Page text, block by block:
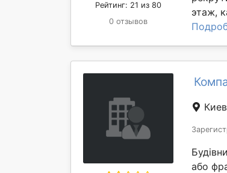
Рейтинг: 21 из 80
0 отзывов
этаж,
Киев
або